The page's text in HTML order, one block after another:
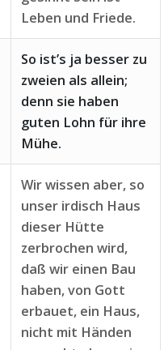
Leben und Friede.
So ist’s ja besser zu
zweien als allein;
denn sie haben
guten Lohn für ihre
Mühe.
Wir wissen aber, so
unser irdisch Haus
dieser Hütte
zerbrochen wird,
daß wir einen Bau
haben, von Gott
erbauet, ein Haus,
nicht mit Händen